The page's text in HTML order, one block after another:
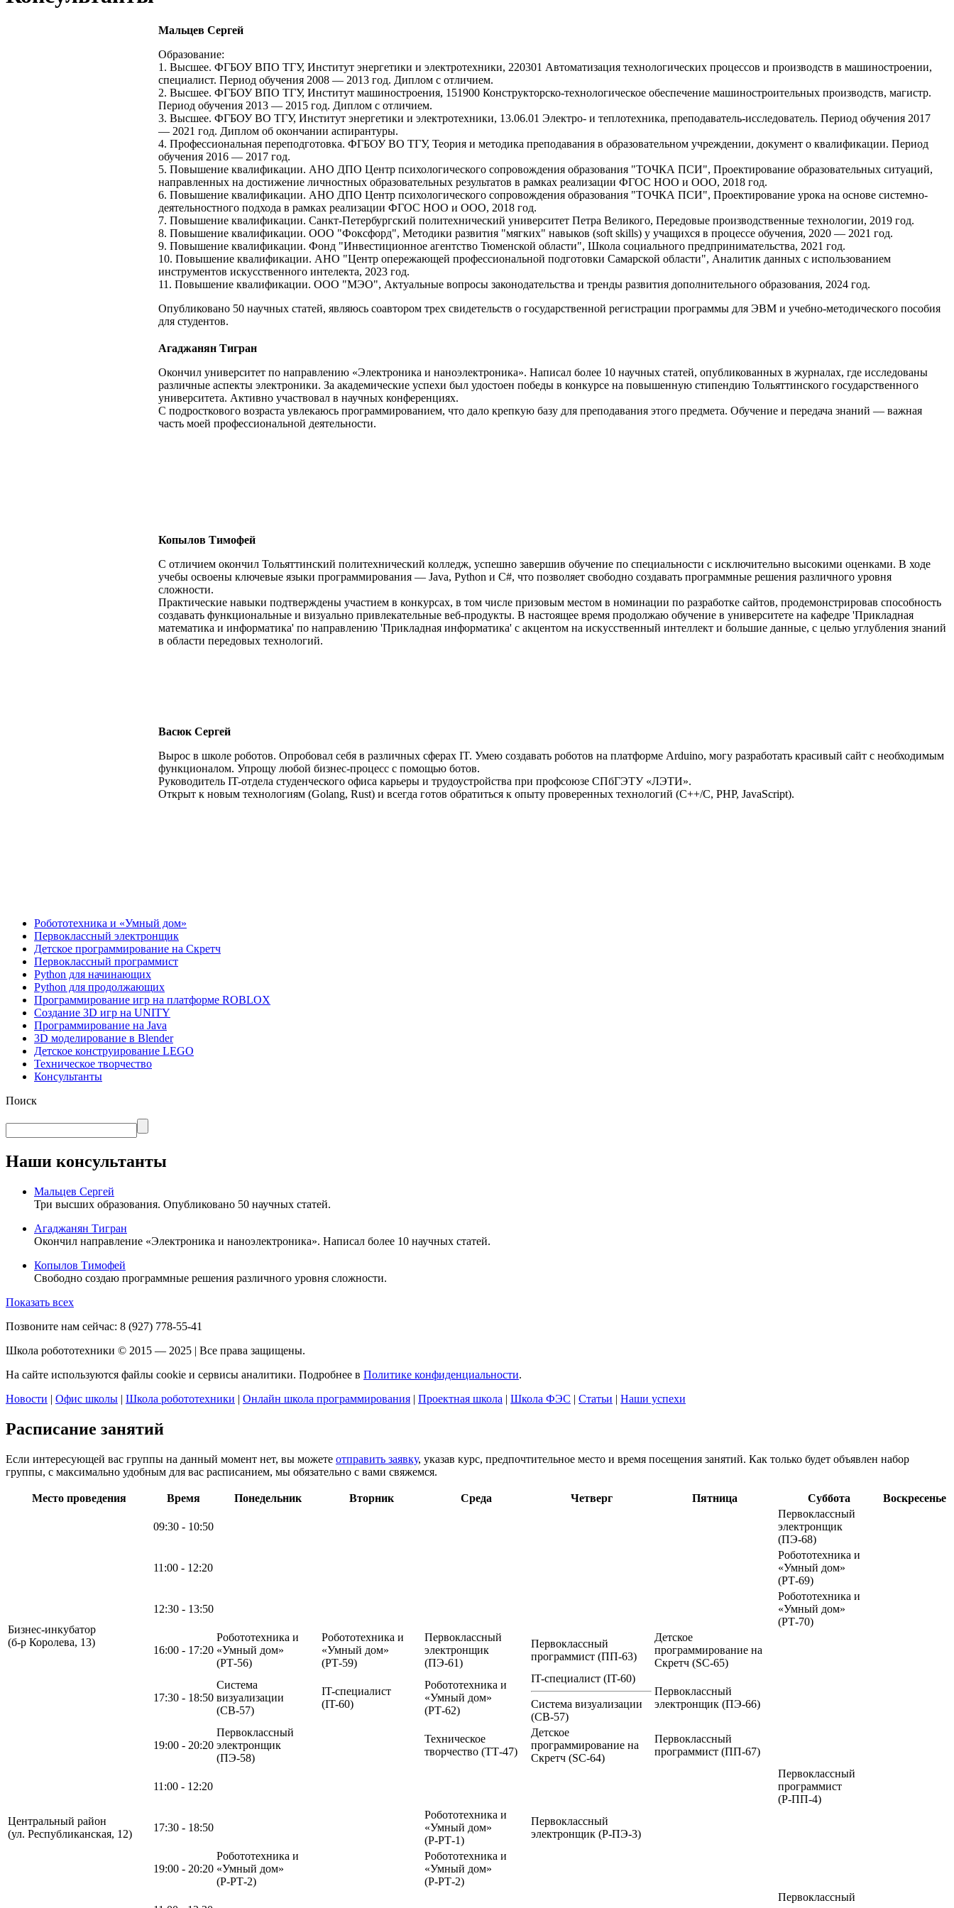
Мальцев Сергей
Образование:
1. Высшее. ФГБОУ ВПО ТГУ, Институт энергетики и электротехники, 220301 Автоматизация технологических процессов и производств в машиностроении,
специалист. Период обучения 2008 — 2013 год. Диплом с отличием.
2. Высшее. ФГБОУ ВПО ТГУ, Институт машиностроения, 151900 Конструкторско-технологическое обеспечение машиностроительных производств, магистр.
Период обучения 2013 — 2015 год. Диплом с отличием.
3. Высшее. ФГБОУ ВО ТГУ, Институт энергетики и электротехники, 13.06.01 Электро- и теплотехника, преподаватель-исследователь. Период обучения 2017
— 2021 год. Диплом об окончании аспирантуры.
4. Профессиональная переподготовка. ФГБОУ ВО ТГУ, Теория и методика преподавания в образовательном учреждении, документ о квалификации. Период
обучения 2016 — 2017 год.
5. Повышение квалификации. АНО ДПО Центр психологического сопровождения образования "ТОЧКА ПСИ", Проектирование образовательных ситуаций,
направленных на достижение личностных образовательных результатов в рамках реализации ФГОС НОО и ООО, 2018 год.
6. Повышение квалификации. АНО ДПО Центр психологического сопровождения образования "ТОЧКА ПСИ", Проектирование урока на основе системно-
деятельностного подхода в рамках реализации ФГОС НОО и ООО, 2018 год.
7. Повышение квалификации. Санкт-Петербургский политехнический университет Петра Великого, Передовые производственные технологии, 2019 год.
8. Повышение квалификации. ООО "Фоксфорд", Методики развития "мягких" навыков (soft skills) у учащихся в процессе обучения, 2020 — 2021 год.
9. Повышение квалификации. Фонд "Инвестиционное агентство Тюменской области", Школа социального предпринимательства, 2021 год.
10. Повышение квалификации. АНО "Центр опережающей профессиональной подготовки Самарской области", Аналитик данных с использованием
инструментов искусственного интелекта, 2023 год.
11. Повышение квалификации. ООО "МЭО", Актуальные вопросы законодательства и тренды развития дополнительного образования, 2024 год.
Опубликовано 50 научных статей, являюсь соавтором трех свидетельств о государственной регистрации программы для ЭВМ и учебно-методического пособия
для студентов.
Агаджанян Тигран
Окончил университет по направлению «Электроника и наноэлектроника». Написал более 10 научных статей, опубликованных в журналах, где исследованы
различные аспекты электроники. За академические успехи был удостоен победы в конкурсе на повышенную стипендию Тольяттинского государственного
университета. Активно участвовал в научных конференциях.
С подросткового возраста увлекаюсь программированием, что дало крепкую базу для преподавания этого предмета. Обучение и передача знаний — важная
часть моей профессиональной деятельности.
Копылов Тимофей
С отличием окончил Тольяттинский политехнический колледж, успешно завершив обучение по специальности с исключительно высокими оценками. В ходе
учебы освоены ключевые языки программирования — Java, Python и C#, что позволяет свободно создавать программные решения различного уровня
сложности.
Практические навыки подтверждены участием в конкурсах, в том числе призовым местом в номинации по разработке сайтов, продемонстрировав способность
создавать функциональные и визуально привлекательные веб-продукты. В настоящее время продолжаю обучение в университете на кафедре 'Прикладная
математика и информатика' по направлению 'Прикладная информатика' с акцентом на искусственный интеллект и большие данные, с целью углубления знаний
в области передовых технологий.
Васюк Сергей
Вырос в школе роботов. Опробовал себя в различных сферах IT. Умею создавать роботов на платформе Arduino, могу разработать красивый сайт с необходимым
функционалом. Упрощу любой бизнес-процесс с помощью ботов.
Руководитель IT-отдела студенческого офиса карьеры и трудоустройства при профсоюзе СПбГЭТУ «ЛЭТИ».
Открыт к новым технологиям (Golang, Rust) и всегда готов обратиться к опыту проверенных технологий (C++/C, PHP, JavaScript).
Робототехника и «Умный дом»
Первоклассный электронщик
Детское программирование на Скретч
Первоклассный программист
Python для начинающих
Python для продолжающих
Программирование игр на платформе ROBLOX
Создание 3D игр на UNITY
Программирование на Java
3D моделирование в Blender
Детское конструирование LEGO
Техническое творчество
Консультанты
Поиск
Наши консультанты
Мальцев Сергей
Три высших образования. Опубликовано 50 научных статей.
Агаджанян Тигран
Окончил направление «Электроника и наноэлектроника». Написал более 10 научных статей.
Копылов Тимофей
Свободно создаю программные решения различного уровня сложности.
Показать всех
Позвоните нам сейчас: 8 (927) 778-55-41
Школа робототехники © 2015 — 2025 | Все права защищены.
На сайте используются файлы cookie и сервисы аналитики. Подробнее в Политике конфиденциальности.
Новости | Офис школы | Школа робототехники | Онлайн школа программирования | Проектная школа | Школа ФЭС | Статьи | Наши успехи
Расписание занятий
Если интересующей вас группы на данный момент нет, вы можете отправить заявку, указав курс, предпочтительное место и время посещения занятий. Как только будет объявлен набор
группы, с максимально удобным для вас расписанием, мы обязательно с вами свяжемся.
Место проведения Время Понедельник Вторник Среда Четверг Пятница Суббота Воскресенье
Бизнес-инкубатор
(б-р Королева, 13)
09:30 - 10:50
Первоклассный
электронщик
(ПЭ-68)
11:00 - 12:20
Робототехника и
«Умный дом»
(РТ-69)
12:30 - 13:50
Робототехника и
«Умный дом»
(РТ-70)
16:00 - 17:20
Робототехника и
«Умный дом»
(РТ-56)
Робототехника и
«Умный дом»
(РТ-59)
Первоклассный
электронщик
(ПЭ-61)
Первоклассный
программист (ПП-63)
Детское
программирование на
Скретч (SC-65)
17:30 - 18:50
Система
визуализации
(СВ-57)
IT-специалист
(IT-60)
Робототехника и
«Умный дом»
(РТ-62)
IT-специалист (IT-60)
Система визуализации
(СВ-57)
Первоклассный
электронщик (ПЭ-66)
19:00 - 20:20
Первоклассный
электронщик
(ПЭ-58)
Техническое
творчество (ТТ-47)
Детское
программирование на
Скретч (SC-64)
Первоклассный
программист (ПП-67)
Центральный район
(ул. Республиканская, 12)
11:00 - 12:20
Первоклассный
программист
(Р-ПП-4)
17:30 - 18:50
Робототехника и
«Умный дом»
(Р-РТ-1)
Первоклассный
электронщик (Р-ПЭ-3)
19:00 - 20:20
Робототехника и
«Умный дом»
(Р-РТ-2)
Робототехника и
«Умный дом»
(Р-РТ-2)
Первоклассный